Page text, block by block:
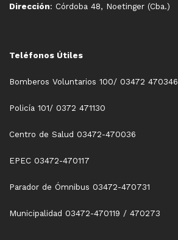
Dirección: Córdoba 48, Noetinger (Cba.)
Teléfonos Útiles
Bomberos Voluntarios 100/ 03472 470346
Policía 101/ 0372 471130
Centro de Salud 03472-470036
EPEC 03472-470117
Parador de Ómnibus 03472-470731
Municipalidad 03472-470119 / 470273